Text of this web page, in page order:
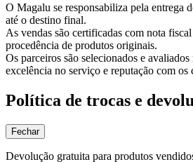
O Magalu se responsabiliza pela entrega
até o destino final.
As vendas são certificadas com nota
procedência de produtos originais.
Os parceiros são selecionados e
excelência no serviço e reputação com os
Política de trocas e
Fechar
Devolução gratuita para produtos